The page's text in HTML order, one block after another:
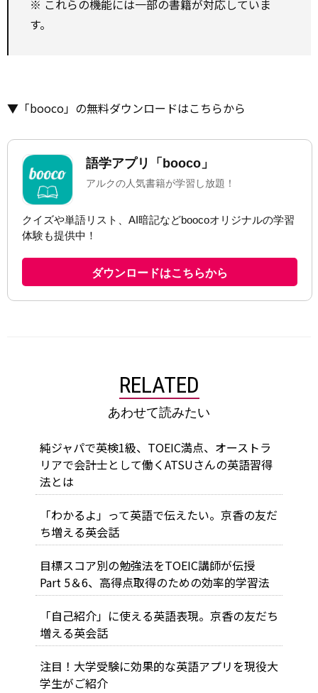
※ これらの機能には一部の書籍が対応していま
す。
▼「booco」の無料ダウンロードはこちらから
RELATED
あわせて読みたい
純ジャパで英検1級、TOEIC満点、オーストラ
リアで会計士として働くATSUさんの英語習得
法とは
「わかるよ」って英語で伝えたい。京香の友だ
ち増える英会話
目標スコア別の勉強法をTOEIC講師が伝授
Part 5＆6、高得点取得のための効率的学習法
「自己紹介」に使える英語表現。京香の友だち
増える英会話
注目！大学受験に効果的な英語アプリを現役大
学生がご紹介